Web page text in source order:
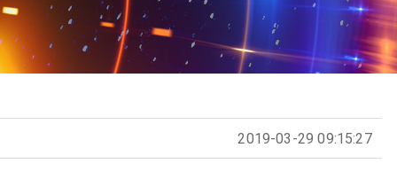
2019-03-29 09:15:27